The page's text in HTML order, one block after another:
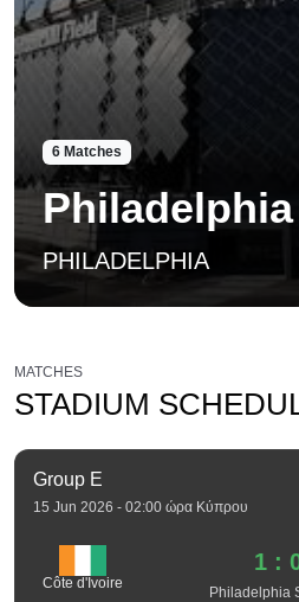
6 Matches
PHILADELPHIA
MATCHES
STADIUM
Group E
15 Jun 2026 - 02:00 ώρα Κύπρου
Côte d'Ivoire
1 :
Philadelphia